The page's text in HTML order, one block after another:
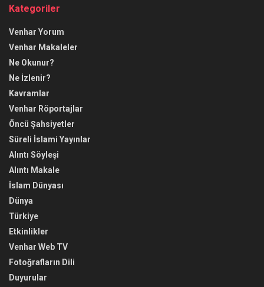
Kategoriler
Venhar Yorum
Venhar Makaleler
Ne Okunur?
Ne İzlenir?
Kavramlar
Venhar Röportajlar
Öncü Şahsiyetler
Süreli İslami Yayınlar
Alıntı Söyleşi
Alıntı Makale
İslam Dünyası
Dünya
Türkiye
Etkinlikler
Venhar Web TV
Fotoğrafların Dili
Duyurular